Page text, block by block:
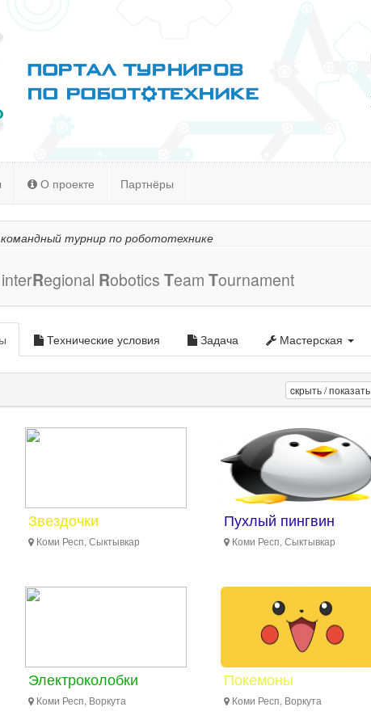
О проекте Партнёры
турнир по робототехнике
Regional Robotics Team Tournament
Технические условия Задача Мастерская
cкрыть / показать
Звездочки
Коми Респ, Сыктывкар
Пухлый пингвин
Коми Респ, Сыктывкар
Электроколобки
Коми Респ, Воркута
Покемоны
Коми Респ, Воркута